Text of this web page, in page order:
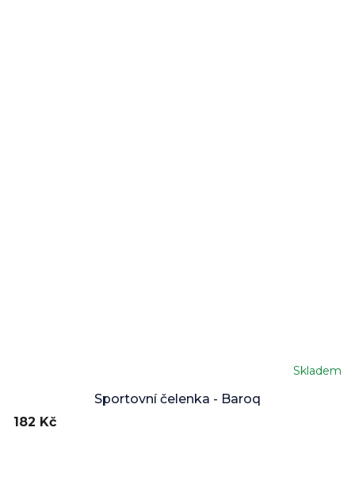
Sportovní čelenka - Baroq
Skladem
182 Kč